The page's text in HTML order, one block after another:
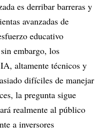
es derribar barreras y
avanzadas de
educativo
embargo, los
altamente técnicos y
difíciles de manejar
la pregunta sigue
realmente al público
a inversores